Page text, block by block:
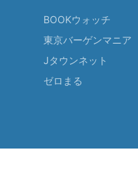
BOOKウォッチ
東京バーゲンマニア
Jタウンネット
ゼロまる